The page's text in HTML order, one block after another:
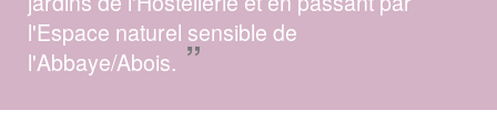
l'Espace naturel sensible de
l'Abbaye/Abois. ”